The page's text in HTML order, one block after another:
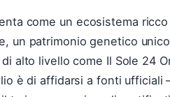
come un ecosistema
un patrimonio genetico
alto livello come Il Sole 24
è di affidarsi a fonti ufficiali